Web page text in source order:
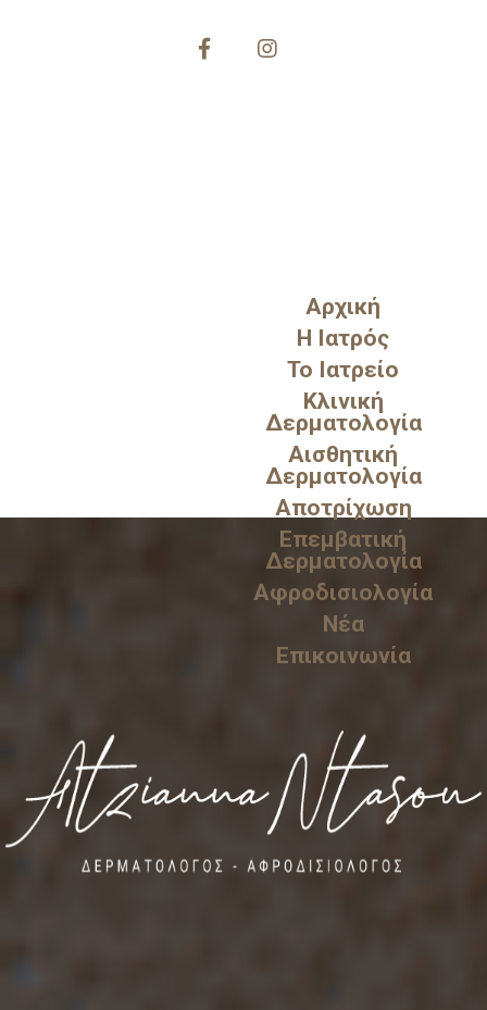
Αρχική
Η Ιατρός
Το Ιατρείο
Κλινική
Δερματολογία
Αισθητική
Δερματολογία
Αποτρίχωση
Επεμβατική
Δερματολογία
Αφροδισιολογία
Νέα
Επικοινωνία